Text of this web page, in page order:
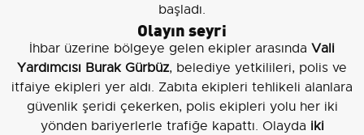
başladı.
Olayın seyri
İhbar üzerine bölgeye gelen ekipler arasında Vali
Yardımcısı Burak Gürbüz, belediye yetkilileri, polis ve
itfaiye ekipleri yer aldı. Zabıta ekipleri tehlikeli alanlara
güvenlik şeridi çekerken, polis ekipleri yolu her iki
yönden bariyerlerle trafiğe kapattı. Olayda iki